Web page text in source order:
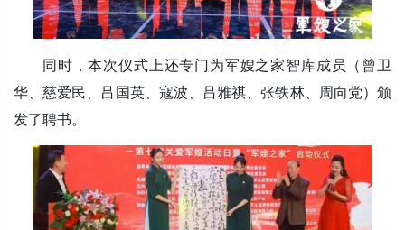
同时，本次仪式上还专门为军嫂之家智库成员（曾卫
华、慈爱民、吕国英、寇波、吕雅祺、张铁林、周向党）颁
发了聘书。